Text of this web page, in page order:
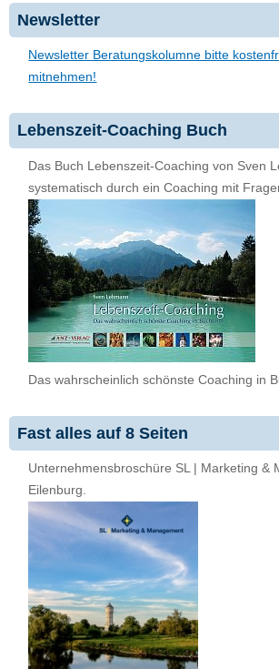
Newsletter
Newsletter Beratungskolumne bitte
mitnehmen!
Lebenszeit-Coaching Buch
Das Buch Lebenszeit-Coaching von Sven
systematisch durch ein Coaching mit
Das wahrscheinlich schönste Coaching in
Fast alles auf 8 Seiten
Unternehmensbroschüre SL | Marketing &
Eilenburg.